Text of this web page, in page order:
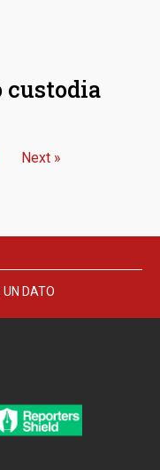
custodia
Next »
UN DATO